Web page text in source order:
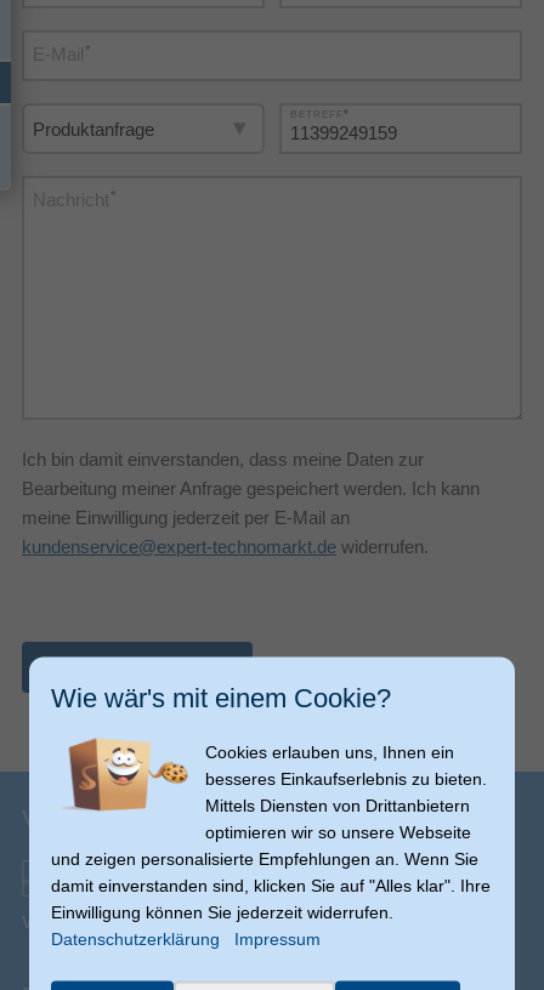
E-Mail*
*
Nachricht*
Ich bin damit einverstanden, dass meine Daten zur
Bearbeitung meiner Anfrage gespeichert werden. Ich kann
meine Einwilligung jederzeit per E-Mail an
kundenservice@expert-technomarkt.de widerrufen.
Versandinfos
Versand ab € 0,00(Ausnahmen möglich)
Wie wär's mit einem Cookie?
Cookies erlauben uns, Ihnen ein
besseres Einkaufserlebnis zu bieten.
Mittels Diensten von Drittanbietern
optimieren wir so unsere Webseite
und zeigen personalisierte Empfehlungen an. Wenn Sie
damit einverstanden sind, klicken Sie auf "Alles klar". Ihre
Einwilligung können Sie jederzeit widerrufen.
Datenschutzerklärung
Impressum